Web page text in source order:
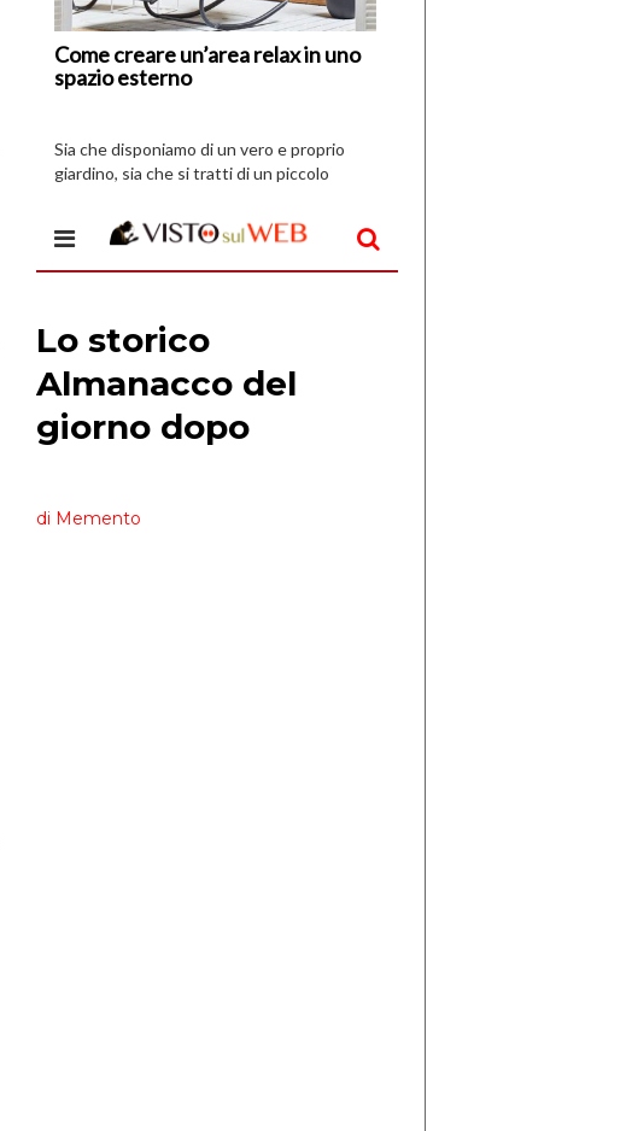
Come creare un’area relax in uno
spazio esterno
Sia che disponiamo di un vero e proprio
giardino, sia che si tratti di un piccolo